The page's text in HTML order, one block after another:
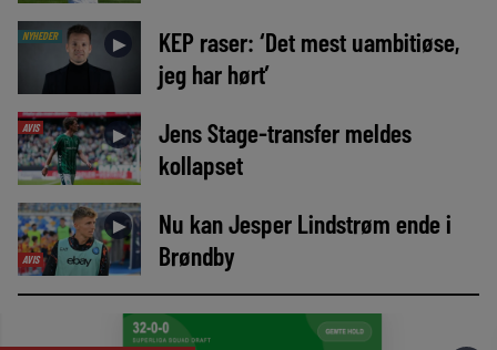
NYHEDER ►
KEP raser: ‘Det mest uambitiøse,
jeg har hørt’
AVIS ►
Jens Stage-transfer meldes
kollapset
AVIS
►
Nu kan Jesper Lindstrøm ende i
Brøndby